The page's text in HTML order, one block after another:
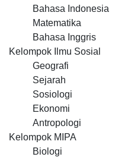
Bahasa Indonesia
Matematika
Bahasa Inggris
Kelompok Ilmu Sosial
Geografi
Sejarah
Sosiologi
Ekonomi
Antropologi
Kelompok MIPA
Biologi